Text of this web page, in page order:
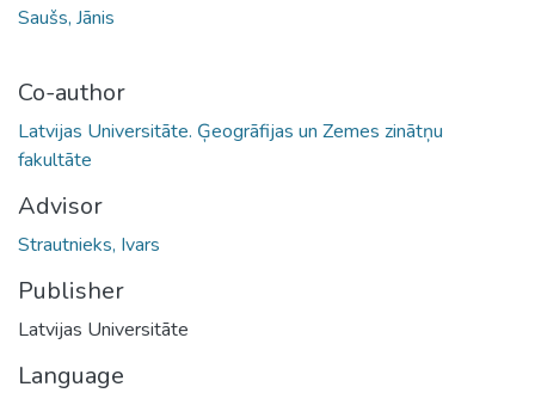
Saušs, Jānis
Co-author
Latvijas Universitāte. Ģeogrāfijas un Zemes zinātņu
fakultāte
Advisor
Strautnieks, Ivars
Publisher
Latvijas Universitāte
Language